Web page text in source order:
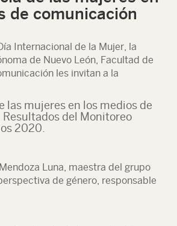
de comunicación
Internacional de la Mujer, la
de Nuevo León, Facultad de
les invitan a la
las mujeres en los medios de
del Monitoreo
2020.
Luna, maestra del grupo
de género, responsable